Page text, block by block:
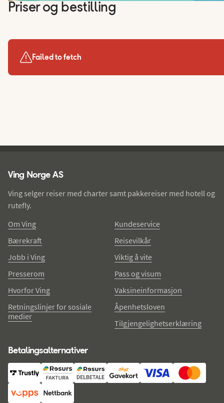
Priser og bestilling
Failed to fetch
Ving Norge AS
Ving selger reiser med charter samt pakkereiser med hotell og
rutefly.
Om Ving
Bærekraft
Jobb i Ving
Presserom
Hvorfor Ving
Retningslinjer for sosiale
medier
Kundeservice
Reisevilkår
Viktig å vite
Pass og visum
Vaksineinformasjon
Åpenhetsloven
Tilgjengelighetserklæring
Betalingsalternativer